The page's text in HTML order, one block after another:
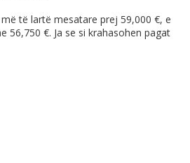
të lartë mesatare prej 59,000 €, e
56,750 €. Ja se si krahasohen pagat